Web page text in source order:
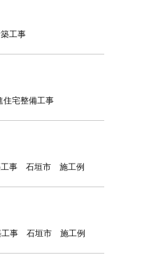
工事
住宅整備工事
工事 石垣市 施工例
工事 石垣市 施工例